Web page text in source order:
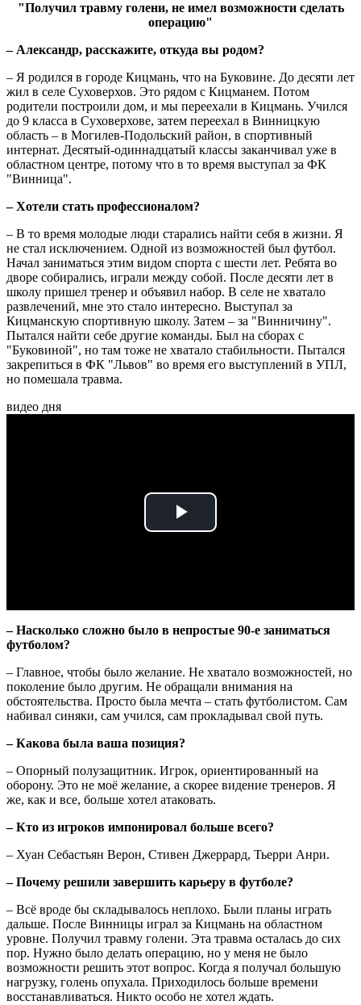
"Получил травму голени, не имел возможности сделать
операцию"
– Александр, расскажите, откуда вы родом?
– Я родился в городе Кицмань, что на Буковине. До десяти лет
жил в селе Суховерхов. Это рядом с Кицманем. Потом
родители построили дом, и мы переехали в Кицмань. Учился
до 9 класса в Суховерхове, затем переехал в Винницкую
область – в Могилев-Подольский район, в спортивный
интернат. Десятый-одиннадцатый классы заканчивал уже в
областном центре, потому что в то время выступал за ФК
"Винница".
– Хотели стать профессионалом?
– В то время молодые люди старались найти себя в жизни. Я
не стал исключением. Одной из возможностей был футбол.
Начал заниматься этим видом спорта с шести лет. Ребята во
дворе собирались, играли между собой. После десяти лет в
школу пришел тренер и объявил набор. В селе не хватало
развлечений, мне это стало интересно. Выступал за
Кицманскую спортивную школу. Затем – за "Винничину".
Пытался найти себе другие команды. Был на сборах с
"Буковиной", но там тоже не хватало стабильности. Пытался
закрепиться в ФК "Львов" во время его выступлений в УПЛ,
но помешала травма.
видео дня
Play
– Насколько сложно было в непростые 90-е заниматься
футболом?
– Главное, чтобы было желание. Не хватало возможностей, но
поколение было другим. Не обращали внимания на
обстоятельства. Просто была мечта – стать футболистом. Сам
набивал синяки, сам учился, сам прокладывал свой путь.
– Какова была ваша позиция?
– Опорный полузащитник. Игрок, ориентированный на
оборону. Это не моё желание, а скорее видение тренеров. Я
же, как и все, больше хотел атаковать.
– Кто из игроков импонировал больше всего?
– Хуан Себастьян Верон, Стивен Джеррард, Тьерри Анри.
– Почему решили завершить карьеру в футболе?
– Всё вроде бы складывалось неплохо. Были планы играть
дальше. После Винницы играл за Кицмань на областном
уровне. Получил травму голени. Эта травма осталась до сих
пор. Нужно было делать операцию, но у меня не было
возможности решить этот вопрос. Когда я получал большую
нагрузку, голень опухала. Приходилось больше времени
восстанавливаться. Никто особо не хотел ждать.